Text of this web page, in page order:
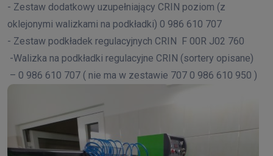
- Zestaw dodatkowy uzupełniający CRIN poziom (z
oklejonymi walizkami na podkładki) 0 986 610 707
- Zestaw podkładek regulacyjnych CRIN F 00R J02 760
-Walizka na podkładki regulacyjne CRIN (sortery opisane)
– 0 986 610 707 ( nie ma w zestawie 707 0 986 610 950 )